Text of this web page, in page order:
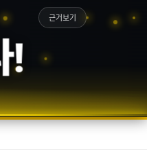
!
근거보기